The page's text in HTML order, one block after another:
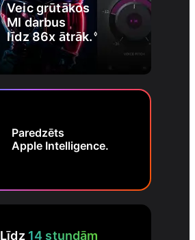
Veic grūtākos
MI darbus
līdz 86x ātrāk. ◊
Paredzēts
Apple Intelligence.
Līdz14 stundām